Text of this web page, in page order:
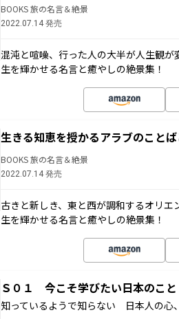
BOOKS 旅の名言＆絶景
2022.07.14 発売
混沌と喧噪、行った人の大半が人生観
生を輝かせる名言と癒やしの絶景集！
生きる知恵を授かるアラブのこと
BOOKS 旅の名言＆絶景
2022.07.14 発売
古きと新しき、東と西が調和するオリ
生を輝かせる名言と癒やしの絶景集！
Ｓ０１ 今こそ学びたい日本のこと
知っているようで知らない 日本人の心